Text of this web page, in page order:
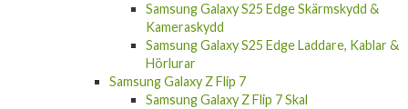
Samsung Galaxy S25 Edge Skärmskydd &
Kameraskydd
Samsung Galaxy S25 Edge Laddare, Kablar &
Hörlurar
Samsung Galaxy Z Flip 7
Samsung Galaxy Z Flip 7 Skal